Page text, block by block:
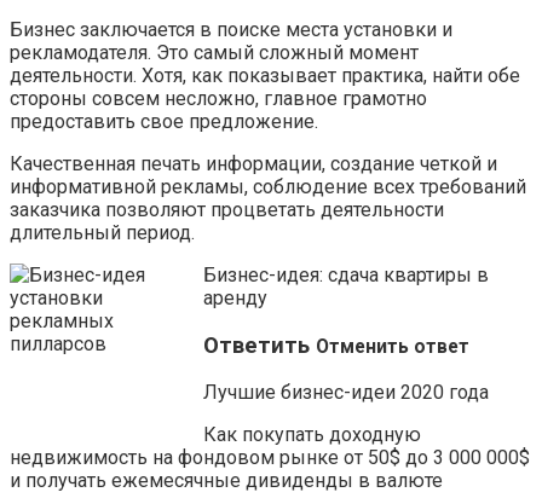
Бизнес заключается в поиске места установки и
рекламодателя. Это самый сложный момент
деятельности. Хотя, как показывает практика, найти обе
стороны совсем несложно, главное грамотно
предоставить свое предложение.
Качественная печать информации, создание четкой и
информативной рекламы, соблюдение всех требований
заказчика позволяют процветать деятельности
длительный период.
Бизнес-идея: сдача квартиры в
аренду
Ответить Отменить ответ
Лучшие бизнес-идеи 2020 года
Как покупать доходную
недвижимость на фондовом рынке от 50$ до 3 000 000$
и получать ежемесячные дивиденды в валюте